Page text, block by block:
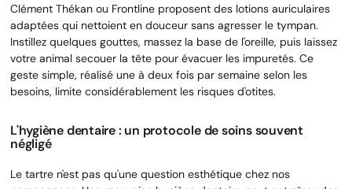
Clément Thékan ou Frontline proposent des lotions auriculaires
adaptées qui nettoient en douceur sans agresser le tympan.
Instillez quelques gouttes, massez la base de l'oreille, puis laissez
votre animal secouer la tête pour évacuer les impuretés. Ce
geste simple, réalisé une à deux fois par semaine selon les
besoins, limite considérablement les risques d'otites.
L'hygiène dentaire : un protocole de soins souvent
négligé
Le tartre n'est pas qu'une question esthétique chez nos